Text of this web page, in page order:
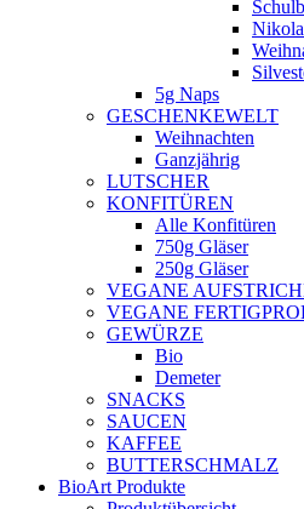
5g Naps
GESCHENKEWELT
Weihnachten
Ganzjährig
LUTSCHER
KONFITÜREN
Alle Konfitüren
750g Gläser
250g Gläser
VEGANE
VEGANE
GEWÜRZE
Bio
Demeter
SNACKS
SAUCEN
KAFFEE
BUTTERSCHMALZ
BioArt Produkte